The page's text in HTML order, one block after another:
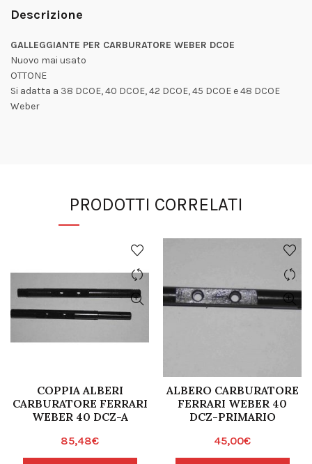
Descrizione
GALLEGGIANTE PER CARBURATORE WEBER DCOE
Nuovo mai usato
OTTONE
Si adatta a 38 DCOE, 40 DCOE, 42 DCOE, 45 DCOE e 48 DCOE
Weber
PRODOTTI CORRELATI
COPPIA ALBERI
CARBURATORE FERRARI
WEBER 40 DCZ-A
85,48€
ALBERO CARBURATORE
FERRARI WEBER 40
DCZ-PRIMARIO
45,00€